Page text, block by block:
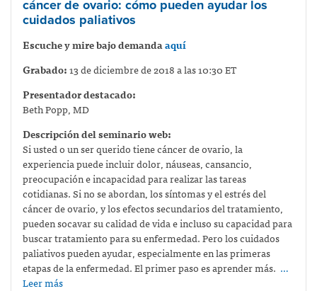
cáncer de ovario: cómo pueden ayudar los
cuidados paliativos
Escuche y mire bajo demandaaquí
Grabado:13 de diciembre de 2018 a las 10:30 ET
Presentador destacado:
Beth Popp, MD
Descripción del seminario web:
Si usted o un ser querido tiene cáncer de ovario, la
experiencia puede incluir dolor, náuseas, cansancio,
preocupación e incapacidad para realizar las tareas
cotidianas. Si no se abordan, los síntomas y el estrés del
cáncer de ovario, y los efectos secundarios del tratamiento,
pueden socavar su calidad de vida e incluso su capacidad para
buscar tratamiento para su enfermedad. Pero los cuidados
paliativos pueden ayudar, especialmente en las primeras
etapas de la enfermedad. El primer paso es aprender más. …
Leer más